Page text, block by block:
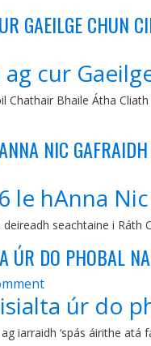
GAEILGE CHUN
cur
Chathair Bhaile Átha
NIC GAFRAIDH
le hAnna
seachtaine i Ráth
ÚR DO PHOBAL
úr do
iarraidh ‘spás áirithe atá